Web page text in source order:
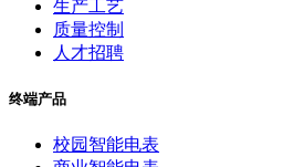
生产工艺
质量控制
人才招聘
终端产品
校园智能电表